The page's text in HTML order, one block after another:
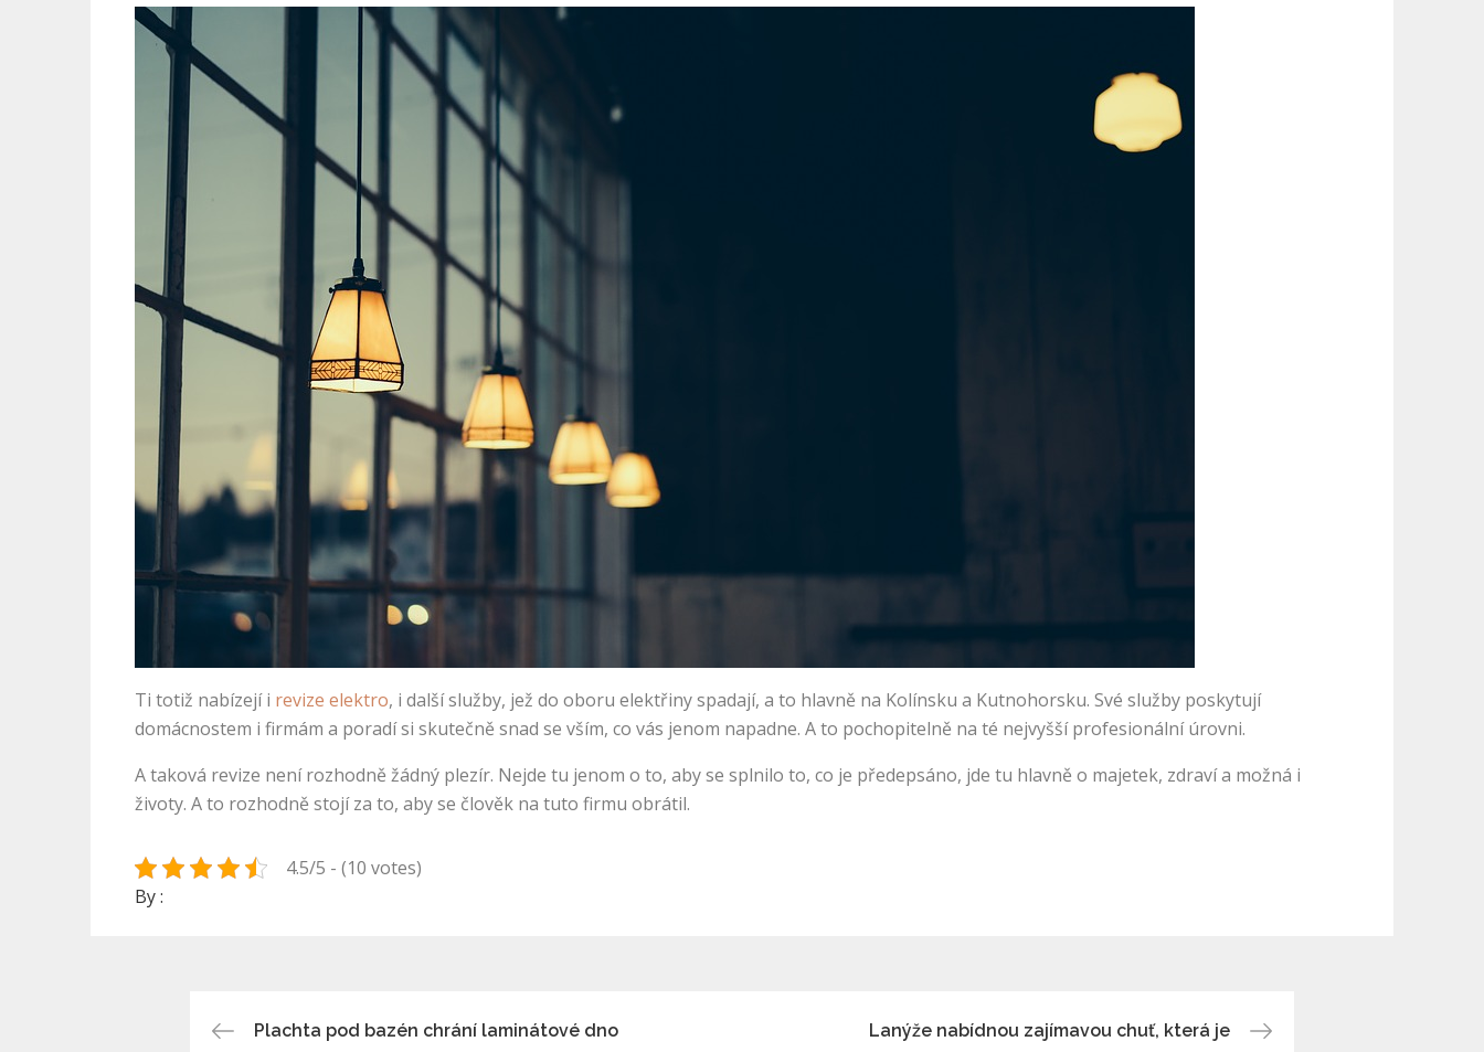
Ti totiž nabízejí i revize elektro, i další služby, jež do oboru elektřiny spadají, a to hlavně na Kolínsku a Kutnohorsku. Své služby poskytují
domácnostem i firmám a poradí si skutečně snad se vším, co vás jenom napadne. A to pochopitelně na té nejvyšší profesionální úrovni.
A taková revize není rozhodně žádný plezír. Nejde tu jenom o to, aby se splnilo to, co je předepsáno, jde tu hlavně o majetek, zdraví a možná i
životy. A to rozhodně stojí za to, aby se člověk na tuto firmu obrátil.
4.5/5 - (10 votes)
By :
Plachta pod bazén chrání laminátové dno
Lanýže nabídnou zajímavou chuť, která je